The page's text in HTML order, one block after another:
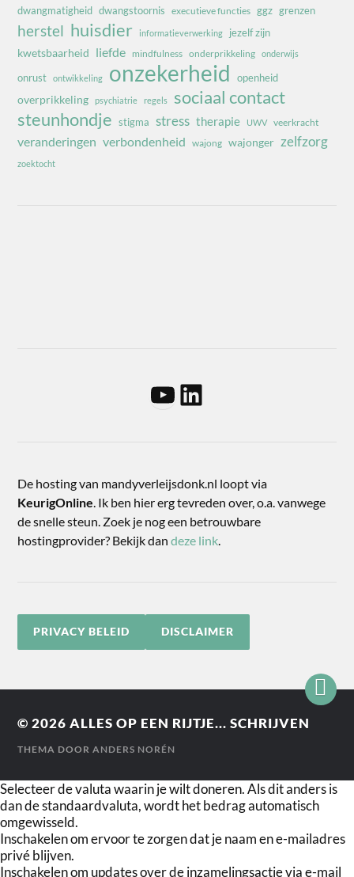
dwangmatigheid dwangstoornis executieve functies ggz grenzen
herstel huisdier informatieverwerking jezelf zijn
kwetsbaarheid liefde mindfulness onderprikkeling onderwijs
onrust ontwikkeling onzekerheid openheid
overprikkeling psychiatrie regels
sociaal contact
steunhondje stigma stress therapie UWV veerkracht
veranderingen verbondenheid wajong wajonger zelfzorg
zoektocht
De hosting van mandyverleijsdonk.nl loopt via
KeurigOnline . Ik ben hier erg tevreden over, o.a. vanwege
de snelle steun. Zoek je nog een betrouwbare
hostingprovider? Bekijk dandeze link
PRIVACY BELEID DISCLAIMER
© 2026ALLES OP EEN RIJTJE... SCHRIJVEN
THEMA DOORANDERS NORÉN
Selecteer de valuta waarin je wilt doneren. Als dit anders is
dan de standaardvaluta, wordt het bedrag automatisch
omgewisseld.
Inschakelen om ervoor te zorgen dat je naam en e-mailadres
privé blijven.
Inschakelen om updates over de inzamelingsactie via e-mail